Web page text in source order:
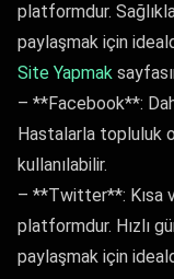
platformdur.
paylaşmak için
Site Yapmak
– **Facebook**:
Hastalarla topluluk
kullanılabilir.
– **Twitter**: Kısa
platformdur. Hızlı
paylaşmak için